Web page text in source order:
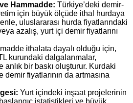
Hammadde: Türkiye’deki demir-
için büyük ölçüde ithal hurdaya
uluslararası hurda fiyatlarındaki
azalış, yurt içi demir fiyatlarını
ithalata dayalı olduğu için,
kurundaki dalgalanmalar,
anlık bir baskı oluşturur. Kurdaki
fiyatlarının da artmasına
Yurt içindeki inşaat projelerinin